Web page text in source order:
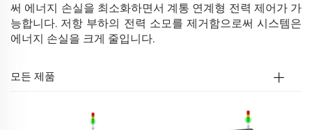
써 에너지 손실을 최소화하면서 계통 연계형 전력 제어가 가
능합니다. 저항 부하의 전력 소모를 제거함으로써 시스템은
에너지 손실을 크게 줄입니다.
모든 제품